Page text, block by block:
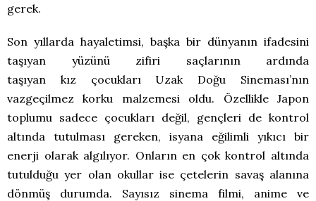
gerek.
Son yıllarda hayaletimsi, başka bir dünyanın ifadesini
taşıyan yüzünü zifiri saçlarının ardında
taşıyan kız çocukları Uzak Doğu Sineması’nın
vazgeçilmez korku malzemesi oldu. Özellikle Japon
toplumu sadece çocukları değil, gençleri de kontrol
altında tutulması gereken, isyana eğilimli yıkıcı bir
enerji olarak algılıyor. Onların en çok kontrol altında
tutulduğu yer olan okullar ise çetelerin savaş alanına
dönmüş durumda. Sayısız sinema filmi, anime ve